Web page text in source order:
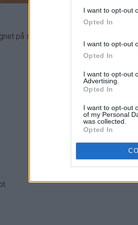
I want to opt-out
Opted In
I want to opt-out
Opted In
I want to opt-out
Advertising.
Opted In
I want to opt-out
of my Personal
was collected.
Opted In
på stor langpanne.